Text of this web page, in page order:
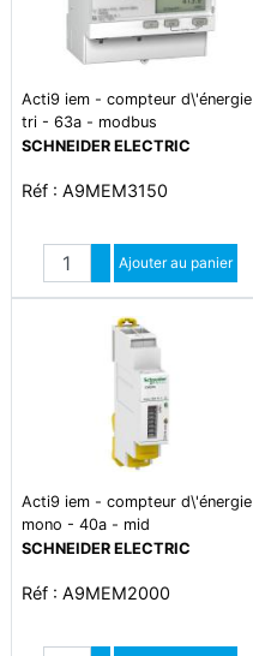
Acti9 iem - compteur d\'énergie
tri - 63a - modbus
SCHNEIDER ELECTRIC
Réf : A9MEM3150
Quantité
Augmenter quantité
Diminuer quantité
Ajouter au panier
Acti9 iem - compteur d\'énergie
mono - 40a - mid
SCHNEIDER ELECTRIC
Réf : A9MEM2000